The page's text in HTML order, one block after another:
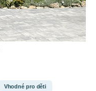
Vhodné pro děti